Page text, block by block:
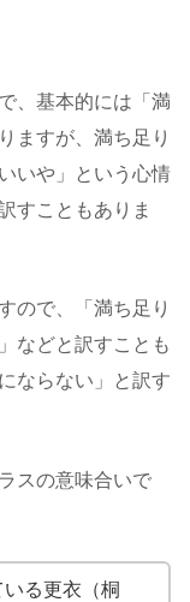
、基本的には「満
ますが、満ち足り
いや」という心情
すこともありま
ので、「満ち足り
などと訳すことも
ならない」と訳す
スの意味合いで
る更衣（桐